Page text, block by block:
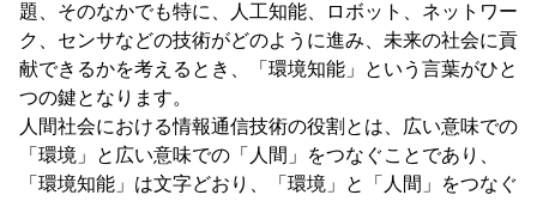
題、そのなかでも特に、人工知能、ロボット、ネットワー
ク、センサなどの技術がどのように進み、未来の社会に貢
献できるかを考えるとき、「環境知能」という言葉がひと
つの鍵となります。
人間社会における情報通信技術の役割とは、広い意味での
「環境」と広い意味での「人間」をつなぐことであり、
「環境知能」は文字どおり、「環境」と「人間」をつなぐ